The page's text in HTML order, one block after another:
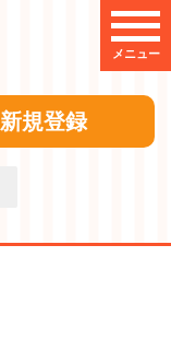
メニュー
新規登録